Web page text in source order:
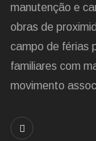
manutenção e
obras de
campo de férias
familiares com
movimento